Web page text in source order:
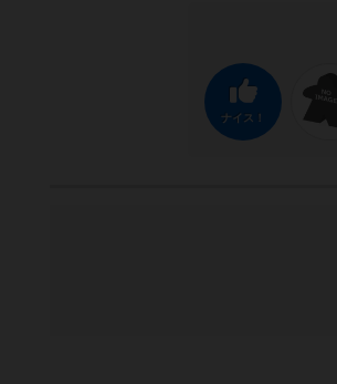
ナイス！